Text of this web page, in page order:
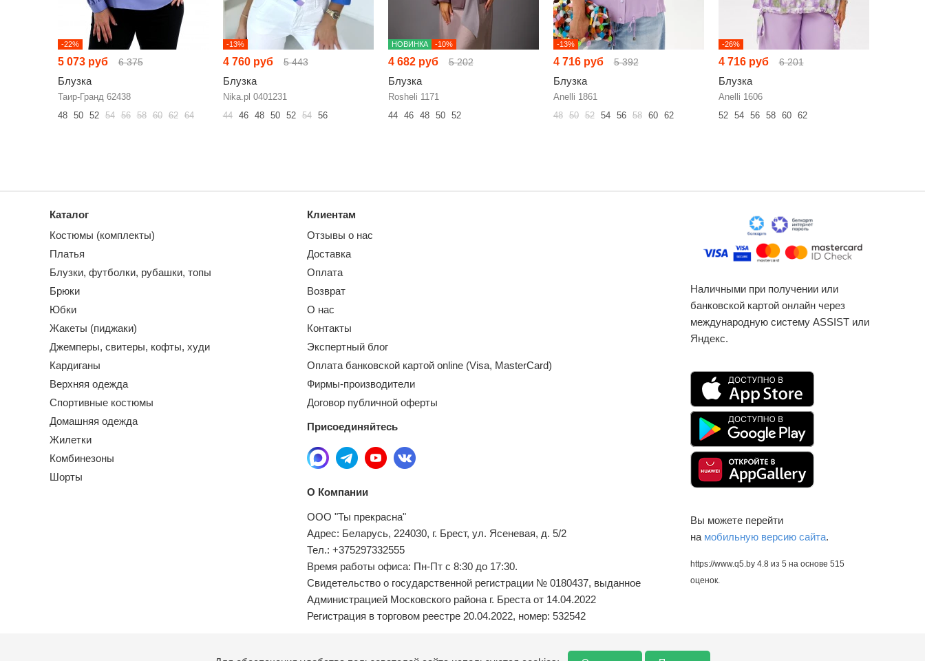
-22%
5 073 руб 6 375
Блузка
Таир-Гранд 62438
48
50 52 54 56 58 60 62 64
-13%
4 760 руб 5 443
Блузка
Nika.pl 0401231
44
46 48 50 52 54 56
НОВИНКА -10%
4 682 руб 5 202
Блузка
Rosheli 1171
44
46 48 50 52
-13%
4 716 руб 5 392
Блузка
Anelli 1861
48 50 52 54 56 58 60 62
-26%
4 716 руб 6 201
Блузка
Anelli 1606
52
54 56 58 60 62
Каталог
Костюмы (комплекты)
Платья
Блузки, футболки, рубашки, топы
Брюки
Юбки
Жакеты (пиджаки)
Джемперы, свитеры, кофты, худи
Кардиганы
Верхняя одежда
Спортивные костюмы
Домашняя одежда
Жилетки
Комбинезоны
Шорты
Клиентам
Отзывы о нас
Доставка
Оплата
Возврат
О нас
Контакты
Экспертный блог
Оплата банковской картой online (Visa, MasterCard)
Фирмы-производители
Договор публичной оферты
Присоединяйтесь
О Компании
ООО "Ты прекрасна"
Адрес: Беларусь, 224030, г. Брест, ул. Ясеневая, д. 5/2
Тел.: +375297332555
Время работы офиса: Пн-Пт с 8:30 до 17:30.
Свидетельство о государственной регистрации № 0180437, выданное
Администрацией Московского района г. Бреста от 14.04.2022
Регистрация в торговом реестре 20.04.2022, номер: 532542
Местный исполнительный орган по обращениям покупателей:
Наличными при получении или
банковской картой онлайн через
международную систему ASSIST или
Яндекс.
Вы можете перейти
на мобильную версию сайта.
https://www.q5.by 4.8 из 5 на основе 515
оценок.